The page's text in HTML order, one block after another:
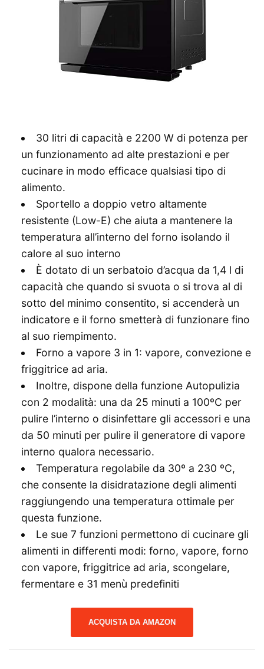
30 litri di capacità e 2200 W di potenza per
un funzionamento ad alte prestazioni e per
cucinare in modo efficace qualsiasi tipo di
alimento.
Sportello a doppio vetro altamente
resistente (Low-E) che aiuta a mantenere la
temperatura all’interno del forno isolando il
calore al suo interno
È dotato di un serbatoio d’acqua da 1,4 l di
capacità che quando si svuota o si trova al di
sotto del minimo consentito, si accenderà un
indicatore e il forno smetterà di funzionare fino
al suo riempimento.
Forno a vapore 3 in 1: vapore, convezione e
friggitrice ad aria.
Inoltre, dispone della funzione Autopulizia
con 2 modalità: una da 25 minuti a 100ºC per
pulire l’interno o disinfettare gli accessori e una
da 50 minuti per pulire il generatore di vapore
interno qualora necessario.
Temperatura regolabile da 30º a 230 ºC,
che consente la disidratazione degli alimenti
raggiungendo una temperatura ottimale per
questa funzione.
Le sue 7 funzioni permettono di cucinare gli
alimenti in differenti modi: forno, vapore, forno
con vapore, friggitrice ad aria, scongelare,
fermentare e 31 menù predefiniti
ACQUISTA DA AMAZON